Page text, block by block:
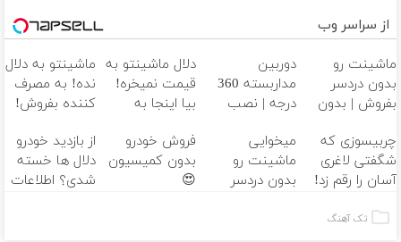
از سراسر وب
ماشینت رو
بدون دردسر
بفروش | بدون
دوربین
مداربسته 360
درجه | نصب
دلال ماشینتو به
قیمت نمیخره!
بیا اینجا به
بفروش*فقط
خریدار واقعی*
ماشینتو به دلال
نده! به مصرف
کننده بفروش!
یک تماس
چربیسوزی که
شگفتی لاغری
آسان را رقم زد!
میخوایی
ماشینت رو
بدون دردسر
فروش خودرو
بدون کمیسیون
😍
از بازدید خودرو
دلال ها خسته
شدی؟ اطلاعات
تک آهنگ